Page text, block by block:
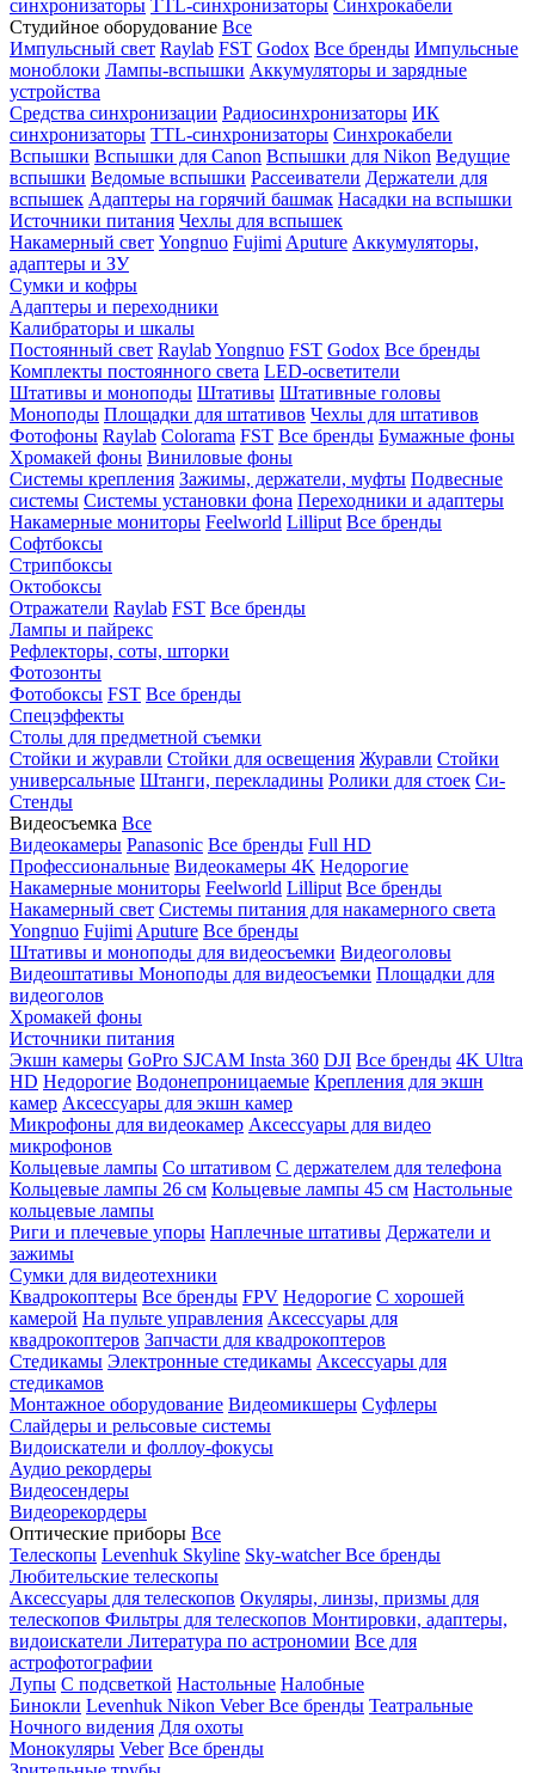
синхронизаторы TTL-синхронизаторы Синхрокабели
Студийное оборудование Все
Импульсный свет Raylab FST Godox Все бренды Импульсные
моноблоки Лампы-вспышки Аккумуляторы и зарядные
устройства
Средства синхронизации Радиосинхронизаторы ИК
синхронизаторы TTL-синхронизаторы Синхрокабели
Вспышки Вспышки для Canon Вспышки для Nikon Ведущие
вспышки Ведомые вспышки Рассеиватели Держатели для
вспышек Адаптеры на горячий башмак Насадки на вспышки
Источники питания Чехлы для вспышек
Накамерный свет Yongnuo Fujimi Aputure Аккумуляторы,
адаптеры и ЗУ
Сумки и кофры
Адаптеры и переходники
Калибраторы и шкалы
Постоянный свет RaylabYongnuo FST Godox Все бренды
Комплекты постоянного света LED-осветители
Штативы и моноподы Штативы Штативные головы
Моноподы Площадки для штативов Чехлы для штативов
Фотофоны Raylab Colorama FST Все бренды Бумажные фоны
Хромакей фоны Виниловые фоны
Системы крепления Зажимы, держатели, муфты Подвесные
системы Системы установки фона Переходники и адаптеры
Накамерные мониторы Feelworld Lilliput Все бренды
Софтбоксы
Стрипбоксы
Октобоксы
Отражатели Raylab FST Все бренды
Лампы и пайрекс
Рефлекторы, соты, шторки
Фотозонты
Фотобоксы FST Все бренды
Спецэффекты
Столы для предметной съемки
Стойки и журавли Стойки для освещения Журавли Стойки
универсальные Штанги, перекладины Ролики для стоек Си-
Стенды
Видеосъемка Все
Видеокамеры Panasonic Все бренды Full HD
Профессиональные Видеокамеры 4K Недорогие
Накамерные мониторы Feelworld Lilliput Все бренды
Накамерный свет Системы питания для накамерного света
Yongnuo Fujimi Aputure Все бренды
Штативы и моноподы для видеосъемки Видеоголовы
Видеоштативы Моноподы для видеосъемки Площадки для
видеоголов
Хромакей фоны
Источники питания
Экшн камеры GoPro SJCAM Insta 360 DJI Все бренды 4K Ultra
HD Недорогие Водонепроницаемые Крепления для экшн
камер Аксессуары для экшн камер
Микрофоны для видеокамер Аксессуары для видео
микрофонов
Кольцевые лампы Со штативом C держателем для телефона
Кольцевые лампы 26 см Кольцевые лампы 45 см Настольные
кольцевые лампы
Риги и плечевые упоры Наплечные штативы Держатели и
зажимы
Сумки для видеотехники
Квадрокоптеры Все бренды FPV Недорогие С хорошей
камерой На пульте управления Аксессуары для
квадрокоптеров Запчасти для квадрокоптеров
Стедикамы Электронные стедикамы Аксессуары для
стедикамов
Монтажное оборудование Видеомикшеры Суфлеры
Слайдеры и рельсовые системы
Видоискатели и фоллоу-фокусы
Аудио рекордеры
Видеосендеры
Видеорекордеры
Оптические приборы Все
Телескопы Levenhuk Skyline Sky-watcherВсе бренды
Любительские телескопы
Аксессуары для телескопов Окуляры, линзы, призмы для
телескопов Фильтры для телескопов Монтировки, адаптеры,
видоискатели Литература по астрономии Все для
астрофотографии
Лупы С подсветкой Настольные Налобные
Бинокли Levenhuk Nikon VeberВсе бренды Театральные
Ночного видения Для охоты
Монокуляры Veber Все бренды